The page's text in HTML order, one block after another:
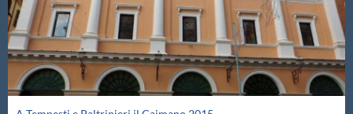
Fondo
Salvamento